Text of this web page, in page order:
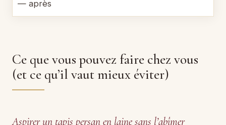
Ce que vous pouvez faire chez vous
(et ce qu’il vaut mieux éviter)
Aspirer un tapis persan en laine sans l’abîmer